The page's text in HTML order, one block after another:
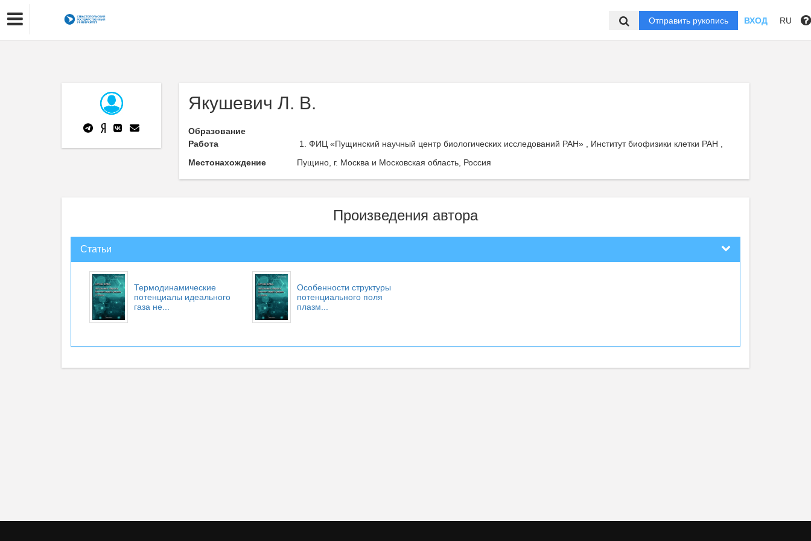
Отправить рукопись ВХОД RU
Якушевич Л. В.
Образование
Работа
ФИЦ «Пущинский научный центр биологических исследований РАН» , Институт биофизики клетки РАН ,
Местонахождение
Пущино, г. Москва и Московская область, Россия
Произведения автора
Статьи
Термодинамические
потенциалы идеального
газа не...
Особенности структуры
потенциального поля
плазм...